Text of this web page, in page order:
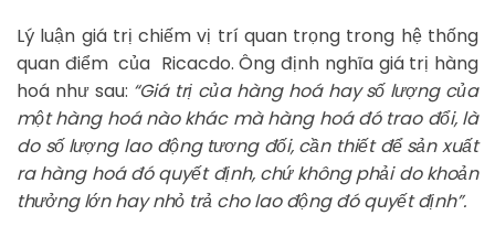
Lý luận giá trị chiếm vị trí quan trọng trong hệ thống
quan điểm của Ricacdo. Ông định nghĩa giá trị hàng
hoá như sau: “Giá trị của hàng hoá hay số lượng của
một hàng hoá nào khác mà hàng hoá đó trao đổi, là
do số lượng lao động tương đối, cần thiết để sản xuất
ra hàng hoá đó quyết định, chứ không phải do khoản
thưởng lớn hay nhỏ trả cho lao động đó quyết định”.